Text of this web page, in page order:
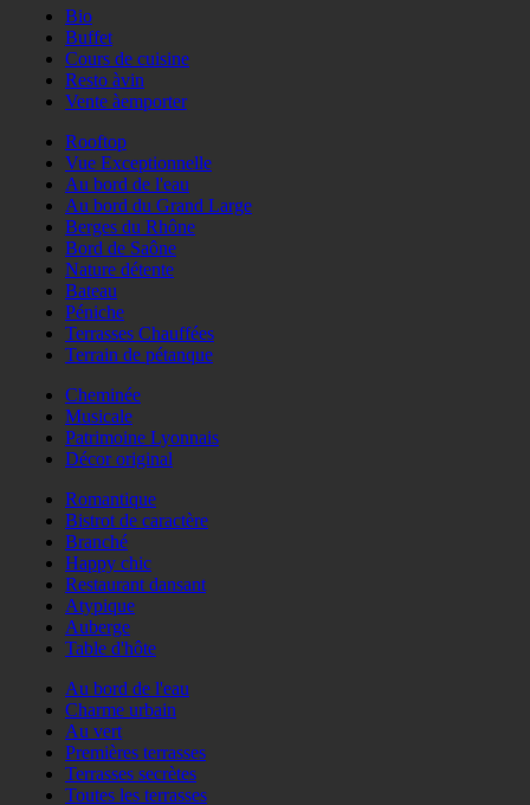
Bio
Buffet
Cours de cuisine
Resto àvin
Vente àemporter
Rooftop
Vue Exceptionnelle
Au bord de l'eau
Au bord du Grand Large
Berges du Rhône
Bord de Saône
Nature détente
Bateau
Péniche
Terrasses Chauffées
Terrain de pétanque
Cheminée
Musicale
Patrimoine Lyonnais
Décor original
Romantique
Bistrot de caractère
Branché
Happy chic
Restaurant dansant
Atypique
Auberge
Table d'hôte
Au bord de l'eau
Charme urbain
Au vert
Premières terrasses
Terrasses secrètes
Toutes les terrasses